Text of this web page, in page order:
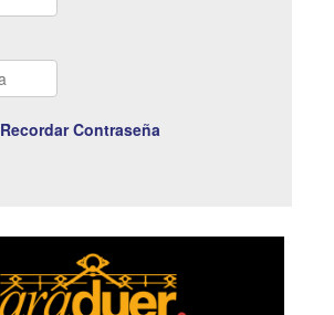
Recordar Contraseña